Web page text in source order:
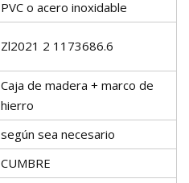
PVC o acero inoxidable
Zl2021 2 1173686.6
Caja de madera + marco de
hierro
según sea necesario
CUMBRE